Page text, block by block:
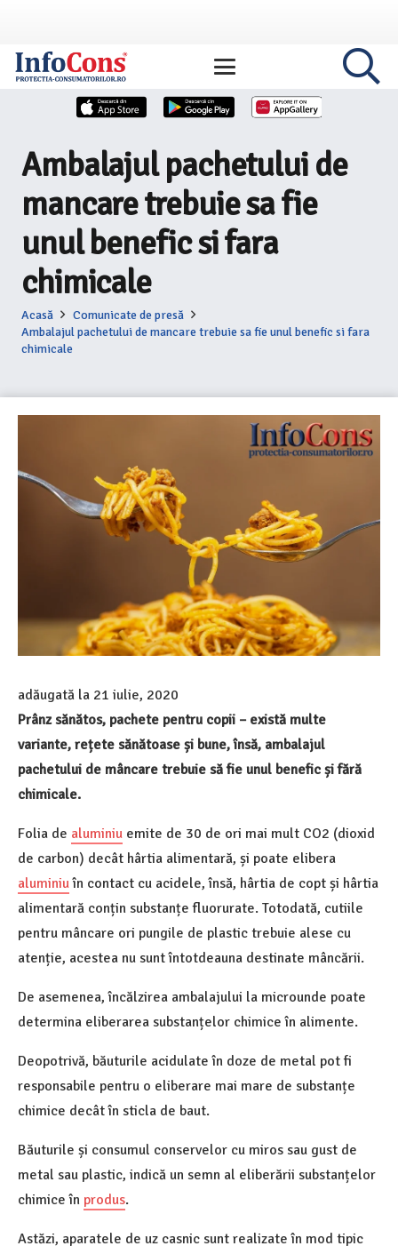
Ambalajul pachetului de
mancare trebuie sa fie
unul benefic si fara
chimicale
Acasă
Comunicate de presă
Ambalajul pachetului de mancare trebuie sa fie unul benefic si fara
chimicale
adăugată la 21 iulie, 2020
Prânz sănătos, pachete pentru copii – există multe
variante, rețete sănătoase și bune, însă, ambalajul
pachetului de mâncare trebuie să fie unul benefic și fără
chimicale.
Folia de aluminiu emite de 30 de ori mai mult CO2 (dioxid
de carbon) decât hârtia alimentară, și poate elibera
aluminiuîn contact cu acidele, însă, hârtia de copt și hârtia
alimentară conțin substanțe fluorurate. Totodată, cutiile
pentru mâncare ori pungile de plastic trebuie alese cu
atenție, acestea nu sunt întotdeauna destinate mâncării.
De asemenea, încălzirea ambalajului la microunde poate
determina eliberarea substanțelor chimice în alimente.
Deopotrivă, băuturile acidulate în doze de metal pot fi
responsabile pentru o eliberare mai mare de substanțe
chimice decât în sticla de baut.
Băuturile și consumul conservelor cu miros sau gust de
metal sau plastic, indică un semn al eliberării substanțelor
chimice în produs.
Astăzi, aparatele de uz casnic sunt realizate în mod tipic